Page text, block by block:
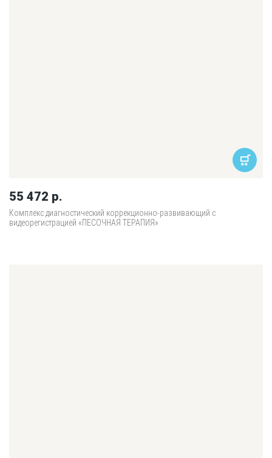
55 472 р.
Комплекс диагностический коррекционно-развивающий с
видеорегистрацией «ПЕСОЧНАЯ ТЕРАПИЯ»